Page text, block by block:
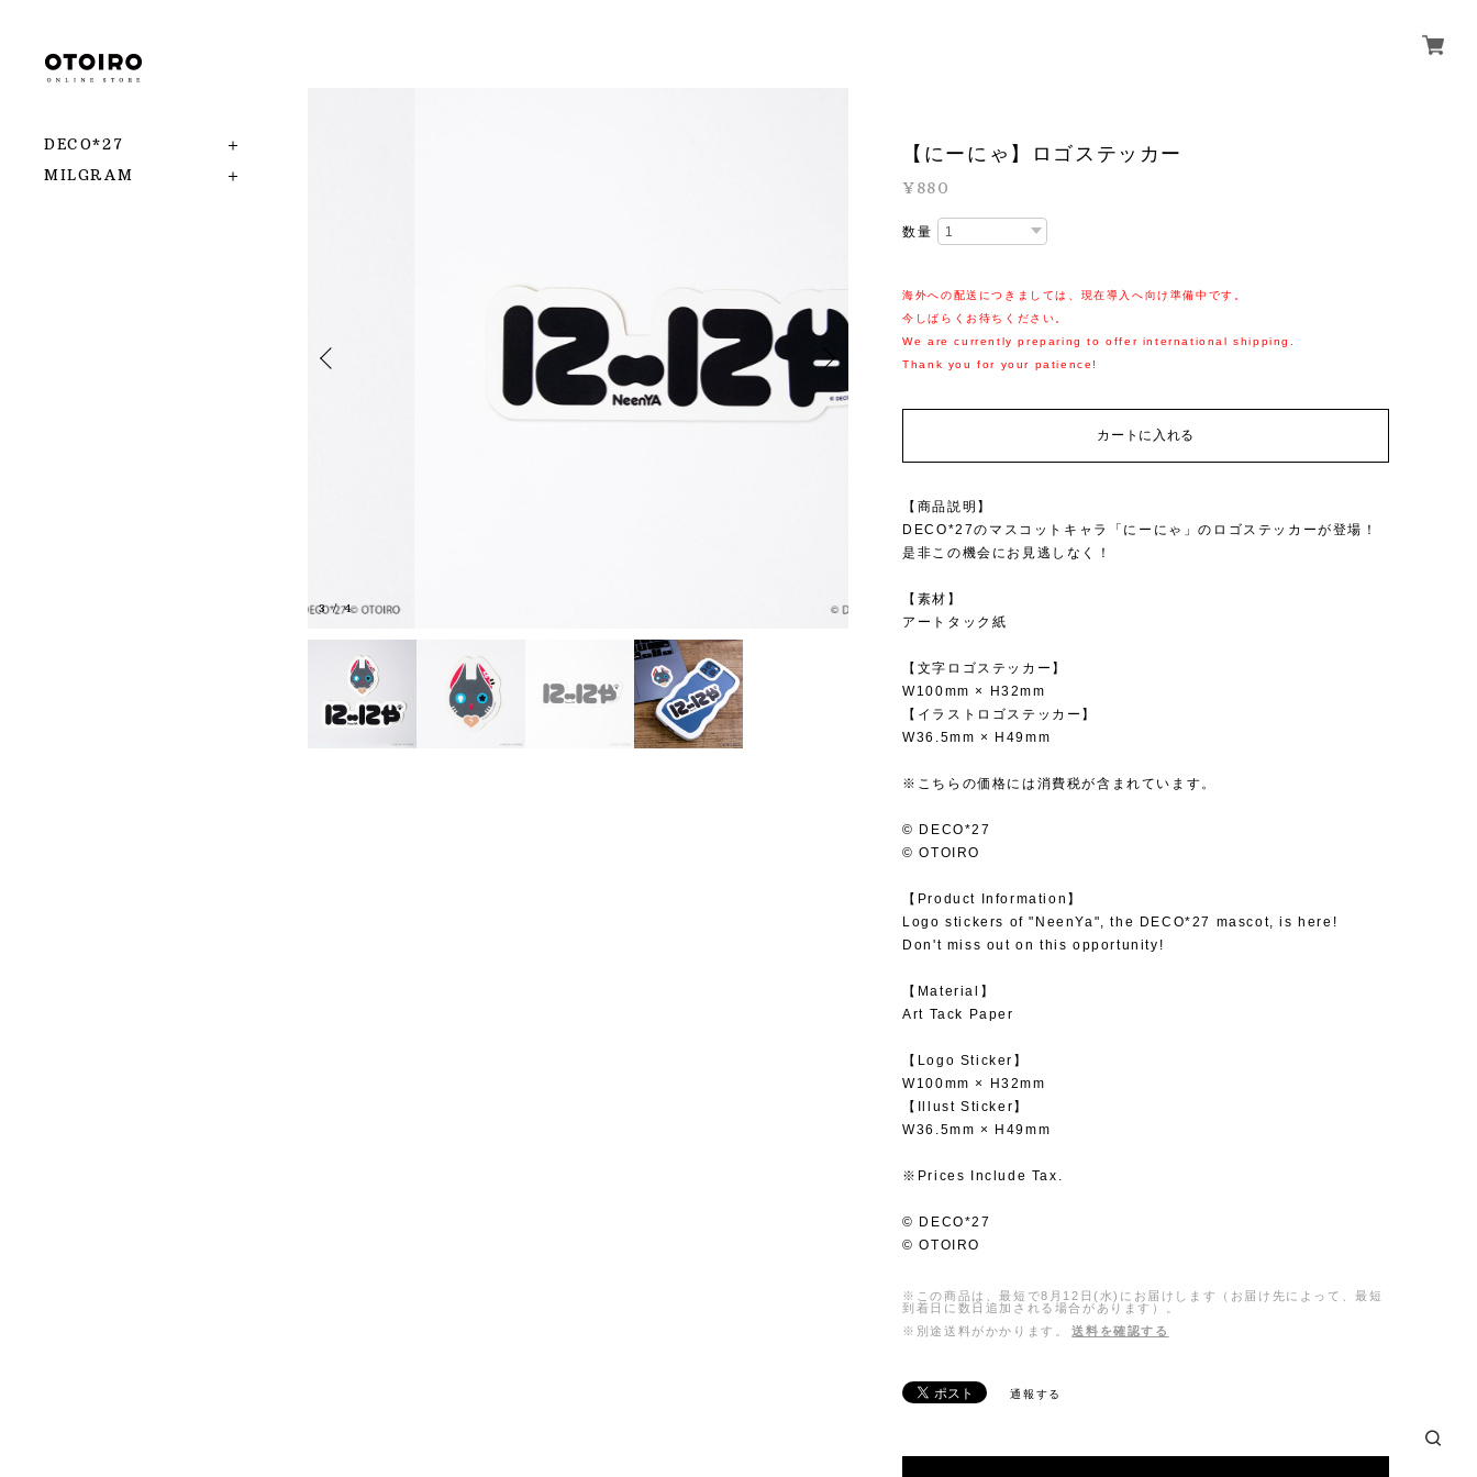
DECO*27
MILGRAM
3/4
【にーにゃ】ロゴステッカー
¥880
数量
海外への配送につきましては、現在導入へ向け準備中です。
今しばらくお待ちください。
We are currently preparing to offer international shipping.
Thank you for your patience!
カートに入れる
【商品説明】
DECO*27のマスコットキャラ「にーにゃ」のロゴステッカーが登場！
是非この機会にお見逃しなく！
【素材】
アートタック紙
【文字ロゴステッカー】
W100mm × H32mm
【イラストロゴステッカー】
W36.5mm × H49mm
※こちらの価格には消費税が含まれています。
© DECO*27
© OTOIRO
【Product Information】
Logo stickers of "NeenYa", the DECO*27 mascot, is here!
Don't miss out on this opportunity!
【Material】
Art Tack Paper
【Logo Sticker】
W100mm × H32mm
【Illust Sticker】
W36.5mm × H49mm
※Prices Include Tax.
© DECO*27
© OTOIRO
※この商品は、最短で8月12日(水)にお届けします（お届け先によって、最短
到着日に数日追加される場合があります）。
※別途送料がかかります。
送料を確認する
通報する